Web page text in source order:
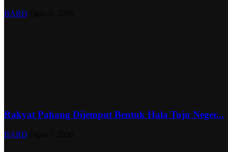
BARD
Rakyat Pahang Dijemput Bentuk Hala Tuju Neger...
BARD